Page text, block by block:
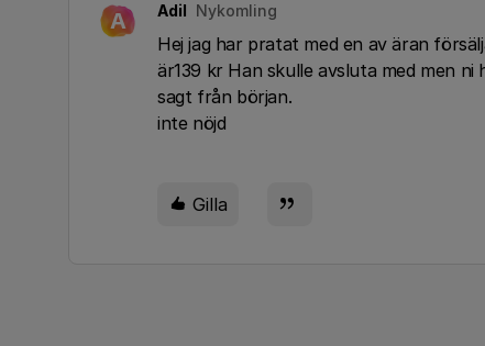
A Adil Nykomling
Hej jag har pratat med en av äran
är139 kr Han skulle avsluta med men
sagt från början.
inte nöjd
Gilla